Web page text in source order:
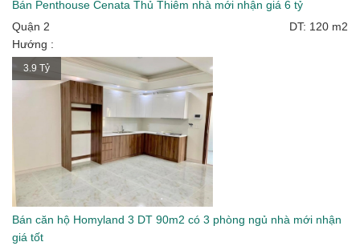
Bán Penthouse Cenata Thủ Thiêm nhà mới nhận giá 6 tỷ
Quận 2
DT: 120 m2
Hướng :
3.9 Tỷ
Bán căn hộ Homyland 3 DT 90m2 có 3 phòng ngủ nhà mới nhận
giá tốt